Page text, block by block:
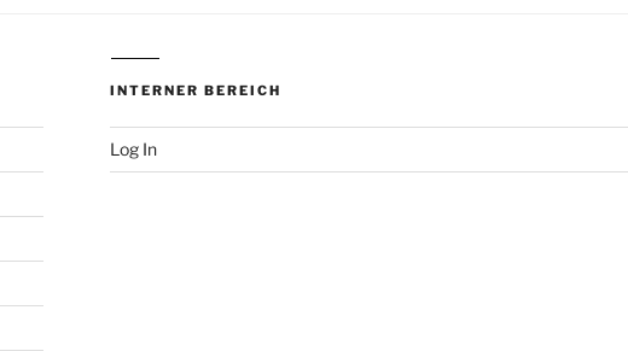
INTERNER BEREICH
Log In